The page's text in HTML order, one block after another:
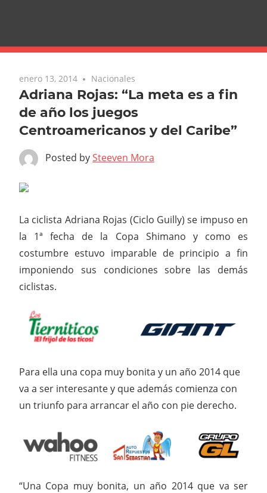
enero 13, 2014 Nacionales
Adriana Rojas: “La meta es a fin
de año los juegos
Centroamericanos y del Caribe”
Posted bySteeven Mora
La ciclista Adriana Rojas (Ciclo Guilly) se impuso en
la 1ª fecha de la Copa Shimano y como es
costumbre estuvo imparable de principio a fin
imponiendo sus condiciones sobre las demás
ciclistas.
Para ella una copa muy bonita y un año 2014 que
va a ser interesante y que además comienza con
un triunfo para arrancar el año con pie derecho.
“Una Copa muy bonita, un año 2014 que va ser